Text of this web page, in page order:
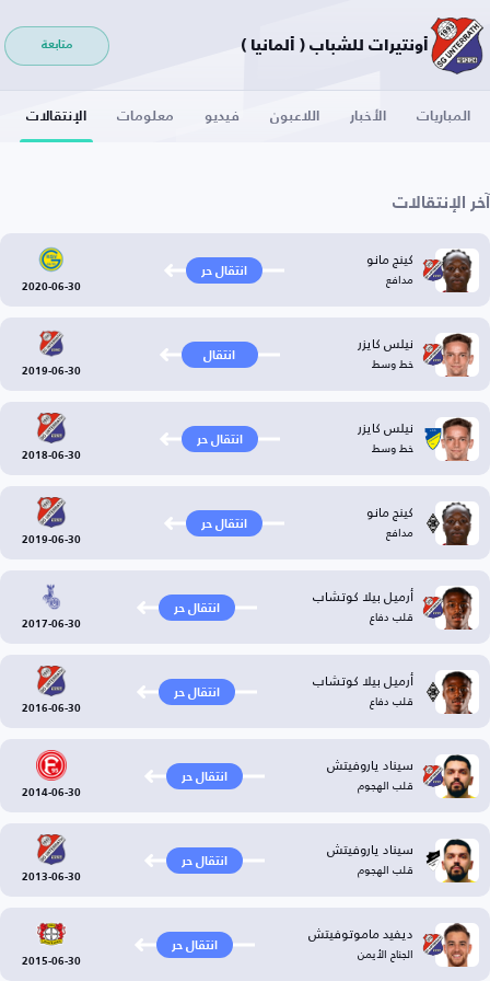
أونتيرات للشباب ( ألمانيا ) متابعة
المباريات الأخبار اللاعبون فيديو معلومات الإنتقالات
آخر الإنتقالات
كينج مانو
مدافع انتقال حر
2020-06-30
نيلس كايزر
خط وسط انتقال
2019-06-30
نيلس كايزر
خط وسط انتقال حر
2018-06-30
كينج مانو
مدافع انتقال حر
2019-06-30
أرميل بيلا كوتشاب
قلب دفاع انتقال حر
2017-06-30
أرميل بيلا كوتشاب
قلب دفاع انتقال حر
2016-06-30
سيناد ياروفيتش
قلب الهجوم انتقال حر
2014-06-30
سيناد ياروفيتش
قلب الهجوم انتقال حر
2013-06-30
ديفيد ماموتوفيتش
الجناح الأيمن انتقال حر
2015-06-30